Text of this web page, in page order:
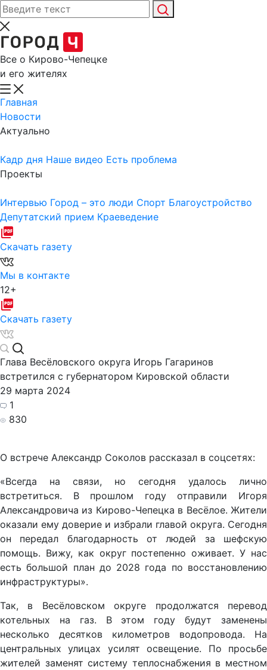
Все о Кирово-Чепецке
и его жителях
Главная
Новости
Актуально
Кадр дня Наше видео Есть проблема
Проекты
Интервью Город – это люди Спорт Благоустройство
Депутатский прием Краеведение
Скачать газету
Мы в контакте
12+
Скачать газету
Глава Весёловского округа Игорь Гагаринов
встретился с губернатором Кировской области
29 марта 2024
1
830
О встрече Александр Соколов рассказал в соцсетях:
«Всегда на связи, но сегодня удалось лично
встретиться. В прошлом году отправили Игоря
Александровича из Кирово-Чепецка в Весёлое. Жители
оказали ему доверие и избрали главой округа. Сегодня
он передал благодарность от людей за шефскую
помощь. Вижу, как округ постепенно оживает. У нас
есть большой план до 2028 года по восстановлению
инфраструктуры».
Так, в Весёловском округе продолжатся перевод
котельных на газ. В этом году будут заменены
несколько десятков километров водопровода. На
центральных улицах усилят освещение. По просьбе
жителей заменят систему теплоснабжения в местном